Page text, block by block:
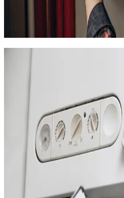
Nous réalisons une visite gratuite
vous proposer la solution la
Pompe à chaleur au
La pompe à chaleur air/air est la
rentable au Plan des 4 Seigneurs.
convecteurs électriques
tout en ajoutant la climatisation
Pour les appartements en
l'accord du syndic pour poser
Seigneurs, les résidences
coursives qui permettent de fixer
Nous installons au Plan des 4